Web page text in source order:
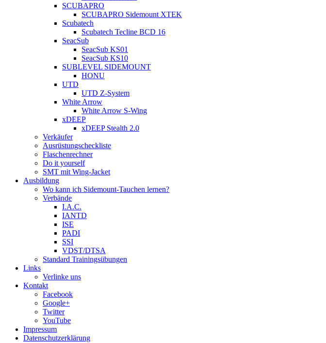
SCUBAPRO
SCUBAPRO Sidemount XTEK
Scubatech
Scubatech Tecline BCD 16
SeacSub
SeacSub KS01
SeacSub KS10
SUBLEVEL SIDEMOUNT
HONU
UTD
UTD Z-System
White Arrow
White Arrow S-Wing
xDEEP
xDEEP Stealth 2.0
Verkäufer
Ausrüstungscheckliste
Flaschenrechner
Do it yourself
SMT mit Wing-Jacket
Ausbildung
Wo kann ich Sidemount-Tauchen lernen?
Verbände
I.A.C.
IANTD
ISE
PADI
SSI
VDST/DTSA
Standard Trainingsübungen
Links
Verlinke uns
Kontakt
Facebook
Google+
Twitter
YouTube
Impressum
Datenschutzerklärung